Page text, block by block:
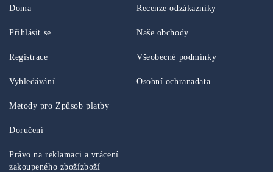
Doma
Přihlásit se
Registrace
Vyhledávání
Recenze odzákazníky
Naše obchody
Všeobecné podmínky
Osobní ochranadata
Metody pro Způsob platby
Doručení
Právo na reklamaci a vrácení
zakoupeného zbožízboží